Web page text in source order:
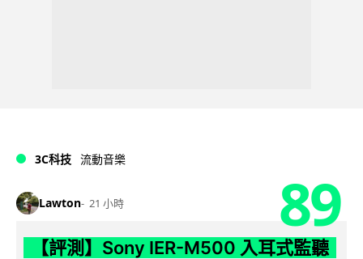
3C科技 流動音樂
Lawton 21 小時 89
【評測】Sony IER-M500 入耳式監聽